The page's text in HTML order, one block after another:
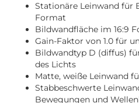
Stationäre Leinwand für
Format
Bildwandfläche im 16:9
Gain-Faktor von 1.0 für
Bildwandtyp D (diffus)
des Lichts
Matte, weiße Leinwand
Stabbeschwerte
Bewegungen und